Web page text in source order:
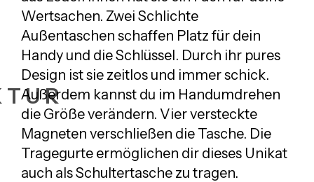
Wertsachen. Zwei Schlichte
Außentaschen schaffen Platz für dein
Handy und die Schlüssel. Durch ihr pures
Design ist sie zeitlos und immer schick.
Außerdem kannst du im Handumdrehen
die Größe verändern. Vier versteckte
Magneten verschließen die Tasche. Die
Tragegurte ermöglichen dir dieses Unikat
auch als Schultertasche zu tragen.